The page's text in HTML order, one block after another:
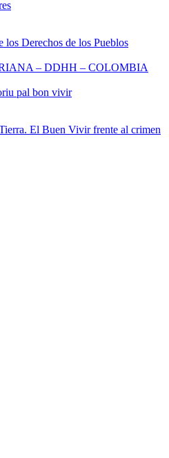
Derechos de los Pueblos
– DDHH – COLOMBIA
pal bon vivir
El Buen Vivir frente al crimen